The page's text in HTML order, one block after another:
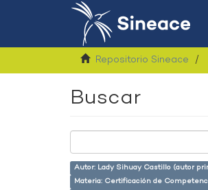
Repositorio Sineace
Buscar
Autor: Lady Sihuay Castillo (autor
Materia: Certificación de